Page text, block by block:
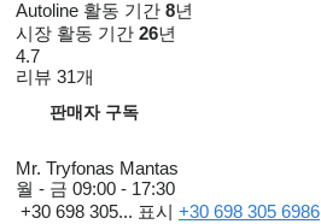
Autoline 활동 기간 8년
시장 활동 기간 26년
4.7
리뷰 31개
판매자 구독
Mr. Tryfonas Mantas
월 - 금 09:00 - 17:30
+30 698 305... 표시 +30 698 305 6986